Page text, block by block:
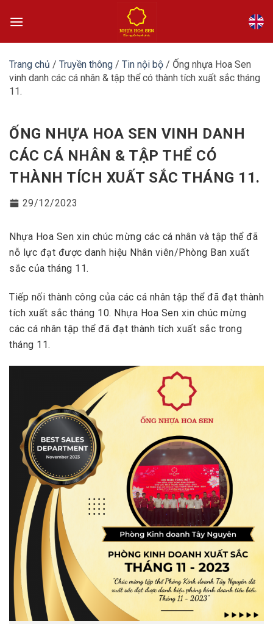
qua
dung
Trang chủ / Truyền thông / Tin nội bộ / Ống nhựa Hoa Sen
vinh danh các cá nhân & tập thể có thành tích xuất sắc tháng
11.
ỐNG NHỰA HOA SEN VINH DANH
CÁC CÁ NHÂN & TẬP THỂ CÓ
THÀNH TÍCH XUẤT SẮC THÁNG 11.
29/12/2023
Nhựa Hoa Sen xin chúc mừng các cá nhân và tập thể đã
nỗ lực đạt được danh hiệu Nhân viên/Phòng Ban xuất
sắc của tháng 11.
Tiếp nối thành công của các cá nhân tập thể đã đạt thành
tích xuất sắc tháng 10. Nhựa Hoa Sen xin chúc mừng
các cá nhân tập thể đã đạt thành tích xuất sắc trong
tháng 11.